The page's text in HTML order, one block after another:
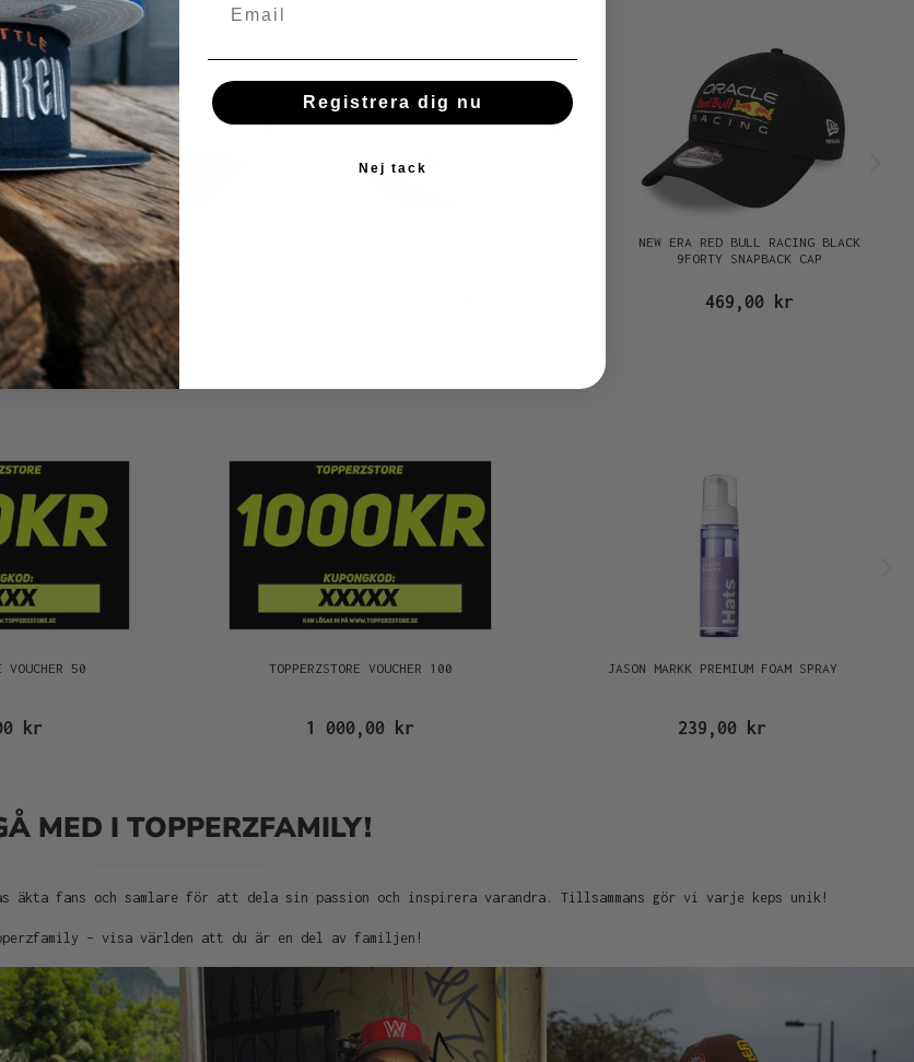
NEW ERA RED BULL RACING CHROME
TWO TONE 9FORTY STRAPBACK CAP
469,00 kr
NEW ERA RED BULL RACING BLACK
9FORTY SNAPBACK CAP
469,00 kr
VOUCHER 50
kr
TOPPERZSTORE VOUCHER 100
1 000,00 kr
JASON MARKK PREMIUM FOAM SPRAY
239,00 kr
MED I TOPPERZFAMILY!
äkta fans och samlare för att dela sin passion och inspirera varandra. Tillsammans gör vi varje keps unik!
– visa världen att du är en del av familjen!
Registrera dig nu
Nej tack